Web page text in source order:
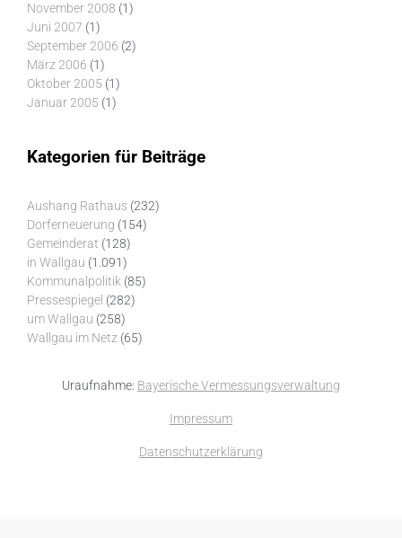
November 2008 (1)
Juni 2007 (1)
September 2006 (2)
März 2006 (1)
Oktober 2005 (1)
Januar 2005 (1)
Kategorien für Beiträge
Aushang Rathaus (232)
Dorferneuerung (154)
Gemeinderat (128)
in Wallgau (1.091)
Kommunalpolitik (85)
Pressespiegel (282)
um Wallgau (258)
Wallgau im Netz (65)
Uraufnahme: Bayerische Vermessungsverwaltung
Impressum
Datenschutzerklärung